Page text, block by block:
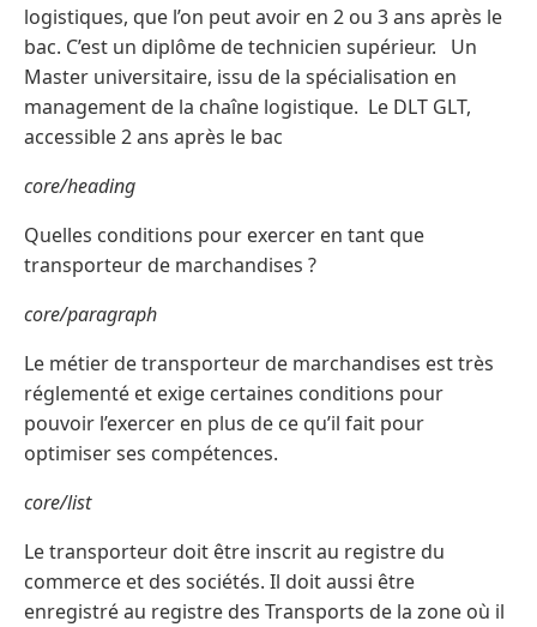
logistiques, que l’on peut avoir en 2 ou 3 ans après le
bac. C’est un diplôme de technicien supérieur. Un
Master universitaire, issu de la spécialisation en
management de la chaîne logistique. Le DLT GLT,
accessible 2 ans après le bac
core/heading
Quelles conditions pour exercer en tant que
transporteur de marchandises ?
core/paragraph
Le métier de transporteur de marchandises est très
réglementé et exige certaines conditions pour
pouvoir l’exercer en plus de ce qu’il fait pour
optimiser ses compétences.
core/list
Le transporteur doit être inscrit au registre du
commerce et des sociétés. Il doit aussi être
enregistré au registre des Transports de la zone où il